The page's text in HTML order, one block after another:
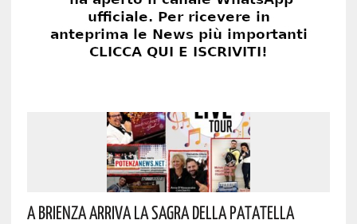
A Brienza Arriva La Sagra Della Patatella